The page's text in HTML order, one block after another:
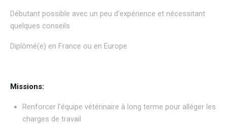
Débutant possible avec un peu d’expérience et nécessitant
quelques conseils
Diplômé(e) en France ou en Europe
Missions:
Renforcer l’équipe vétérinaire à long terme pour alléger les
charges de travail